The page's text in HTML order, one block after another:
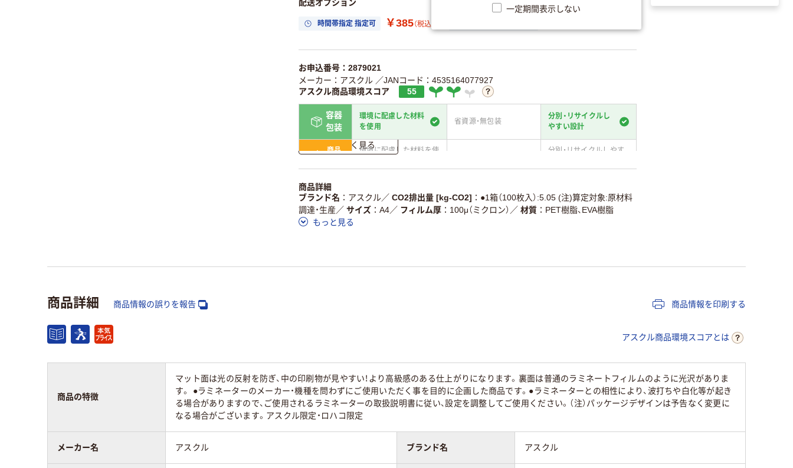
配送オプション
時間帯指定 指定可 ￥385（税込）
お申込番号：2879021
メーカー：アスクル ／JANコード：4535164077927
アスクル商品環境スコア
55
容器
包装
環境に配慮した材料
を使用
省資源・無包装
分別・リサイクルし
やすい設計
商品
環境に配慮した材料を使
分別・リサイクルしやす
仕組
る
ている
削減
この商品の環境配慮ポイントです。詳しくはページ下部の商品詳細「アスクル商品環境スコ
ア詳細／加点項目
詳しく見る
商品詳細
ブランド名
アスクル／ CO2排出量 [kg-CO2]
●1箱（100枚入）:5.05 (注)算定対象:原材料
調達・生産／ サイズ A4／ フィルム厚 100μ（ミクロン） ／ 材質
PET樹脂、EVA樹脂
もっと見る
一定期間表示しない
商品詳細 商品情報の誤りを報告 商品情報を印刷する
アスクル商品環境スコアとは
商品の特徴
マット面は光の反射を防ぎ、中の印刷物が見やすい！より高級感のある仕上がりになります。裏面は普通のラミネートフィルムのように光沢がありま
す。 ●ラミネーターのメーカー・機種を問わずにご使用いただく事を目的に企画した商品です。●ラミネーターとの相性により、波打ちや白化等が起き
る場合がありますので、ご使用されるラミネーターの取扱説明書に従い、設定を調整してご使用ください。（注）パッケージデザインは予告なく変更に
なる場合がございます。アスクル限定・ロハコ限定
メーカー名 アスクル ブランド名 アスクル